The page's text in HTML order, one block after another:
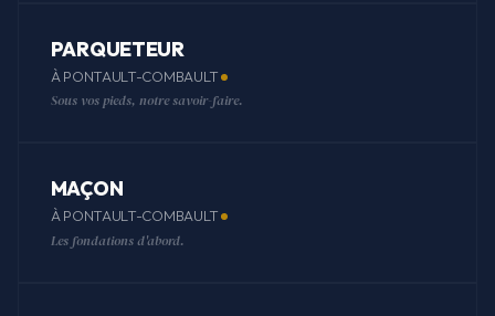
PARQUETEUR
À PONTAULT-COMBAULT
Sous vos pieds, notre savoir-faire.
MAÇON
À PONTAULT-COMBAULT
Les fondations d'abord.